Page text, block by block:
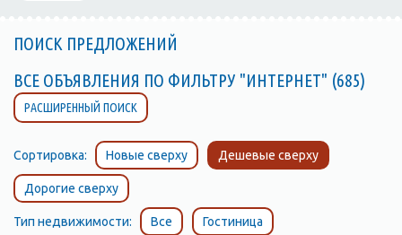
ПОИСК ПРЕДЛОЖЕНИЙ
ВСЕ ОБЪЯВЛЕНИЯ ПО ФИЛЬТРУ "ИНТЕРНЕТ" (685)
РАСШИРЕННЫЙ ПОИСК
Сортировка: Новые сверху Дешевые сверху
Дорогие сверху
Тип недвижимости: Все Гостиница